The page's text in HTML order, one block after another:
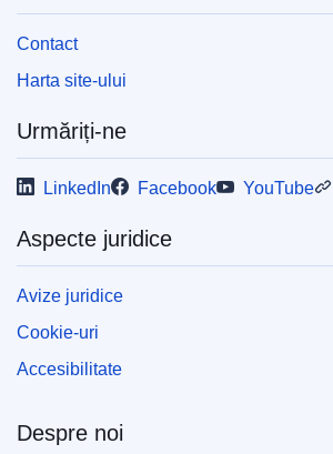
Contact
Harta site-ului
Urmăriți-ne
LinkedIn Facebook YouTube
Aspecte juridice
Avize juridice
Cookie-uri
Accesibilitate
Despre noi